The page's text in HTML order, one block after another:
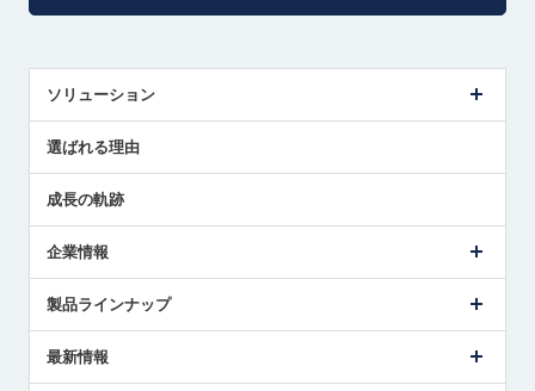
ソリューション
解決策提案
選ばれる理由
成長の軌跡
企業情報
ごあいさつ
受賞履歴
製品ラインナップ
ツールセッタ製品
最新情報